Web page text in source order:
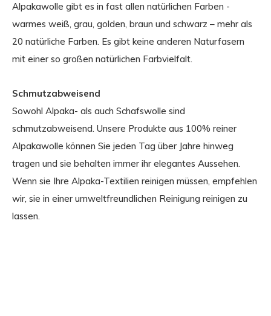
Alpakawolle gibt es in fast allen natürlichen Farben -
warmes weiß, grau, golden, braun und schwarz – mehr als
20 natürliche Farben. Es gibt keine anderen Naturfasern
mit einer so großen natürlichen Farbvielfalt.
Schmutzabweisend
Sowohl Alpaka- als auch Schafswolle sind
schmutzabweisend. Unsere Produkte aus 100% reiner
Alpakawolle können Sie jeden Tag über Jahre hinweg
tragen und sie behalten immer ihr elegantes Aussehen.
Wenn sie Ihre Alpaka-Textilien reinigen müssen, empfehlen
wir, sie in einer umweltfreundlichen Reinigung reinigen zu
lassen.